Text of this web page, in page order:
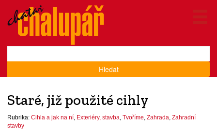
Hledat
Staré, již použité cihly
Rubrika: Cihla a jak na ní Exteriéry, stavba Tvoříme Zahrada Zahradní
stavby